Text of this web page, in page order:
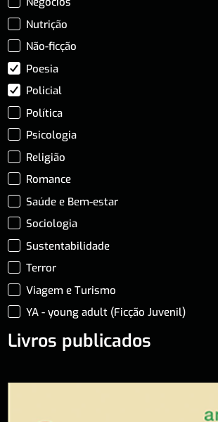
Nutrição
Não-ficção
Poesia
Policial
Política
Psicologia
Religião
Romance
Saúde e Bem-estar
Sociologia
Sustentabilidade
Terror
Viagem e Turismo
YA - young adult (Ficção Juvenil)
Livros publicados